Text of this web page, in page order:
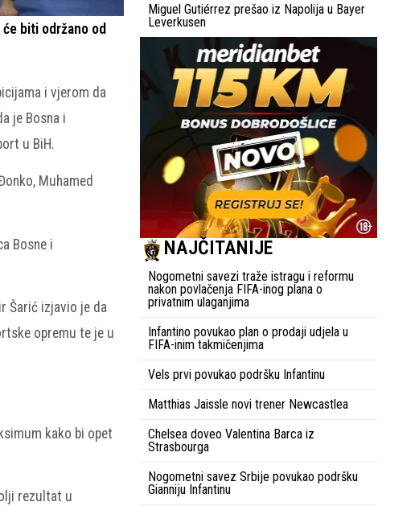
biti održano od
i vjerom da
je Bosna i
u BiH.
Muhamed
Bosne i
Šarić izjavio je da
opremu te je u
kako bi opet
rezultat u
Miguel Gutiérrez prešao iz Napolija u Bayer
Leverkusen
NAJČITANIJE
Nogometni savezi traže istragu i reformu
nakon povlačenja FIFA-inog plana o
privatnim ulaganjima
Infantino povukao plan o prodaji udjela u
FIFA-inim takmičenjima
Vels prvi povukao podršku Infantinu
Matthias Jaissle novi trener Newcastlea
Chelsea doveo Valentina Barca iz
Strasbourga
Nogometni savez Srbije povukao podršku
Gianniju Infantinu